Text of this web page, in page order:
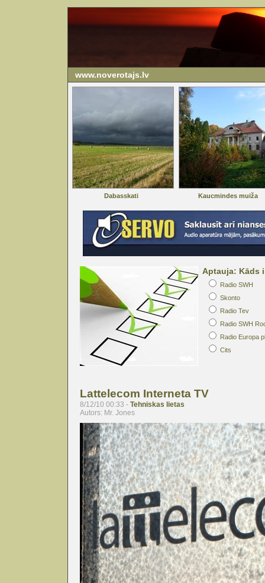
www.noverotajs.lv
Dabasskati Kaucmindes muiža
Aptauja: Kāds
Radio SWH
Skonto
Radio Tev
Radio SWH
Radio Europa
Cits
Lattelecom Interneta TV
8/12/10 00:33 - Tehniskas lietas
Autors: Mr. Jones